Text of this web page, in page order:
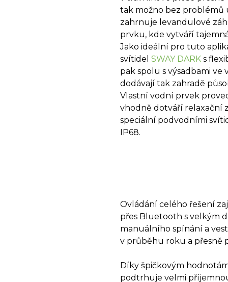
tak možno bez problémů
zahrnuje levandulové
prvku, kde vytváří
Jako ideální pro tuto
svítidel SWAY DARKs
pak spolu s výsadbami
dodávají tak zahradě
Vlastní vodní prvek
vhodně dotváří relaxační
speciální podvodními
IP68.
Ovládání celého řešení
přes Bluetooth s velkým
manuálního spínání a
v průběhu roku a přesně
Díky špičkovým
podtrhuje velmi